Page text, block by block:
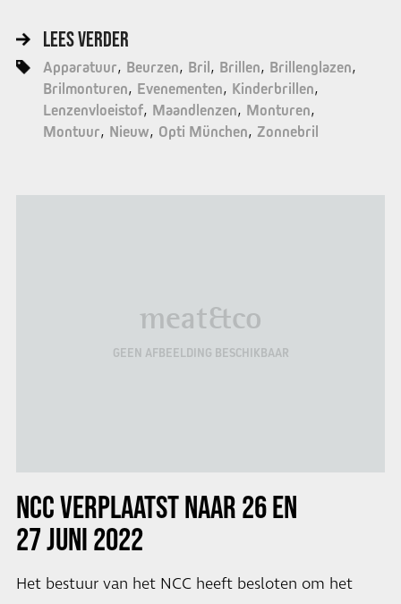
LEES VERDER
Apparatuur Beurzen Bril Brillen Brillenglazen
Brilmonturen Evenementen Kinderbrillen
Lenzenvloeistof Maandlenzen Monturen
Montuur Nieuw Opti München Zonnebril
meat&co
GEEN AFBEELDING BESCHIKBAAR
NCCVERPLAATST NAAR 26 EN
27 JUNI 2022
Het bestuur van het NCC heeft besloten om het